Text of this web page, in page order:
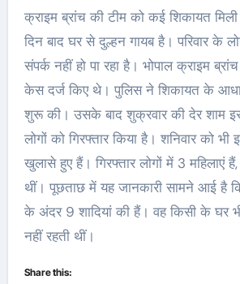
क्राइम ब्रांच की टीम को कई शिकायत
दिन बाद घर से दुल्हन गायब है। परिवार के
संपर्क नहीं हो पा रहा है। भोपाल क्राइम
केस दर्ज किए थे। पुलिस ने शिकायत के
शुरू की। उसके बाद शुक्रवार की देर शाम
लोगों को गिरफ्तार किया है। शनिवार को
खुलासे हुए हैं। गिरफ्तार लोगों में 3 महिलाएं
थीं। पूछताछ में यह जानकारी सामने आई है
के अंदर 9 शादियां की हैं। वह किसी के घर
नहीं रहती थीं।
Share this: